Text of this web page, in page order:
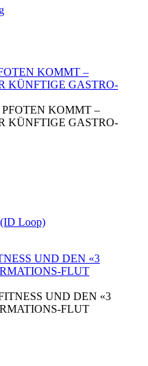
KOMMT –
KÜNFTIGE GASTRO-
(ID Loop)
UND DEN «3
FLUT